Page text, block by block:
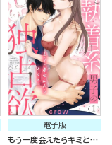
電子版
もう一度会えたらキミと…